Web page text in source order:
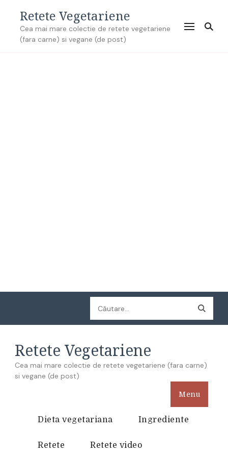
Retete Vegetariene
Cea mai mare colectie de retete vegetariene
(fara carne) si vegane (de post)
Caută
după:
Retete Vegetariene
Cea mai mare colectie de retete vegetariene (fara carne)
si vegane (de post)
Menu
Dieta vegetariana Ingrediente
Retete Retete video